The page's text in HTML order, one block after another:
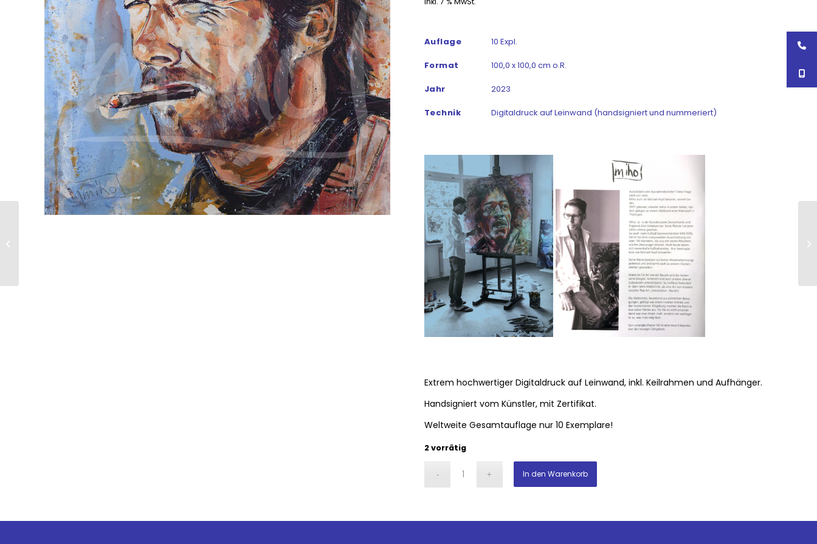
Auflage 10 Expl.
Format 100,0 x 100,0 cm o.R.
Jahr 2023
Technik Digitaldruck auf Leinwand (handsigniert und nummeriert)
Extrem hochwertiger Digitaldruck auf Leinwand, inkl. Keilrahmen und Aufhänger.
Handsigniert vom Künstler, mit Zertifikat.
Weltweite Gesamtauflage nur 10 Exemplare!
2 vorrätig
In den Warenkorb